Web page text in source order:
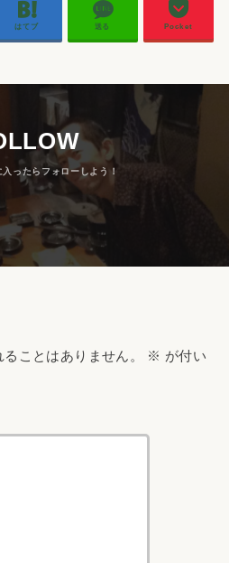
はてブ 送る Pocket
ことはありません。 ※ が付い